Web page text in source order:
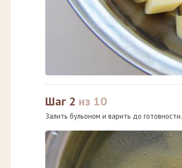
Шаг 2 из 10
Залить бульоном и варить до готовности.